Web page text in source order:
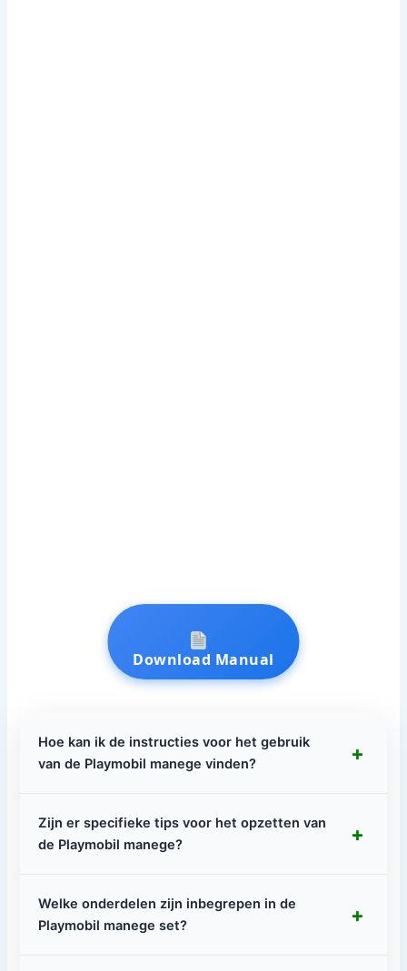
Download Manual
Hoe kan ik de instructies voor het gebruik
van de Playmobil manege vinden?
+
Zijn er specifieke tips voor het opzetten van
de Playmobil manege?
+
Welke onderdelen zijn inbegrepen in de
Playmobil manege set?
+